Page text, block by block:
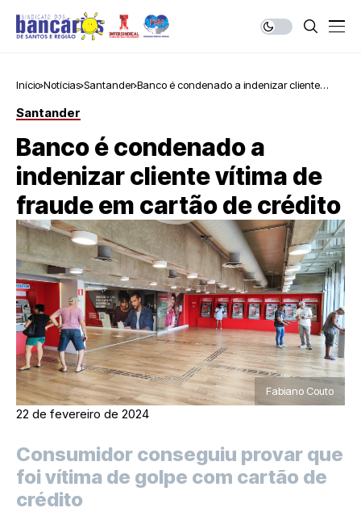
Início Notícias Santander Banco é condenado a indenizar cliente
Santander
Banco é condenado a
indenizar cliente vítima de
fraude em cartão de crédito
Fabiano Couto
22 de fevereiro de 2024
Consumidor conseguiu provar que
foi vítima de golpe com cartão de
crédito